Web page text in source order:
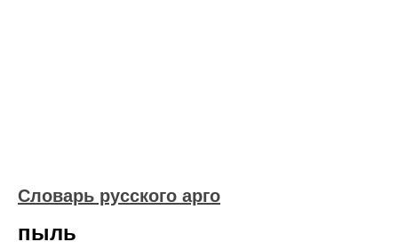
Словарь русского арго
пыль